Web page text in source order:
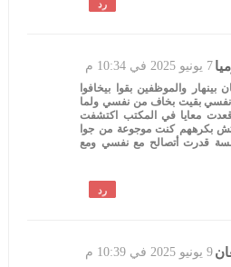
رد
7 يونيو 2025 في 10:34 م
والموظفين بقوا بيخافوا
نفسي بقيت بخاف من نفسي ولما
معايا في المكتب اكتشفت
بكرههم كنت موجوعة من جوا
قدرت أتصالح مع نفسي ومع
رد
9 يونيو 2025 في 10:39 م